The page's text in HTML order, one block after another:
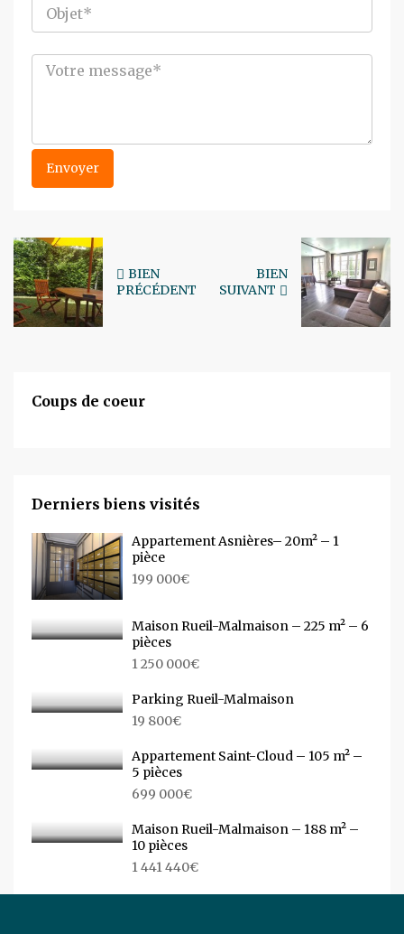
BIEN
PRÉCÉDENT
BIEN
SUIVANT
Coups de coeur
Derniers biens visités
Appartement Asnières– 20m² – 1
pièce
199 000€
Maison Rueil-Malmaison – 225 m² – 6
pièces
1 250 000€
Parking Rueil-Malmaison
19 800€
Appartement Saint-Cloud – 105 m² –
5 pièces
699 000€
Maison Rueil-Malmaison – 188 m² –
10 pièces
1 441 440€